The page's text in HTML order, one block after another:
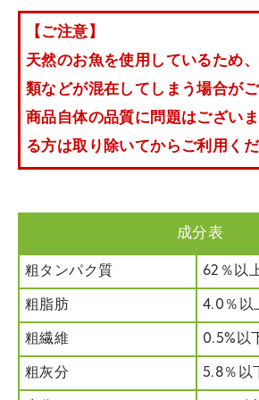
【ご注意】
天然のお魚を使用しているため
類などが混在してしまう場合がご
商品自体の品質に問題はござい
る方は取り除いてからご利用くだ
成分表
粗タンパク質 62％以
粗脂肪 4.0％以
粗繊維 0.5%以
粗灰分 5.8％以